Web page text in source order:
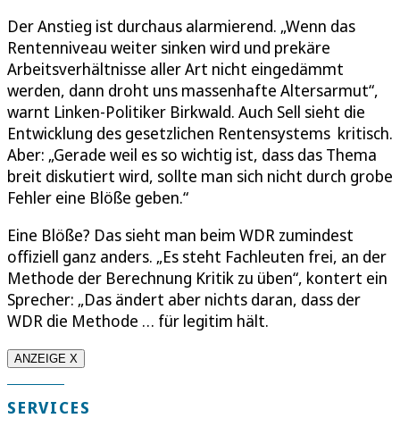
Der Anstieg ist durchaus alarmierend. „Wenn das
Rentenniveau weiter sinken wird und prekäre
Arbeitsverhältnisse aller Art nicht eingedämmt
werden, dann droht uns massenhafte Altersarmut“,
warnt Linken-Politiker Birkwald. Auch Sell sieht die
Entwicklung des gesetzlichen Rentensystems kritisch.
Aber: „Gerade weil es so wichtig ist, dass das Thema
breit diskutiert wird, sollte man sich nicht durch grobe
Fehler eine Blöße geben.“
Eine Blöße? Das sieht man beim WDR zumindest
offiziell ganz anders. „Es steht Fachleuten frei, an der
Methode der Berechnung Kritik zu üben“, kontert ein
Sprecher: „Das ändert aber nichts daran, dass der
WDR die Methode … für legitim hält.
ANZEIGE X
SERVICES